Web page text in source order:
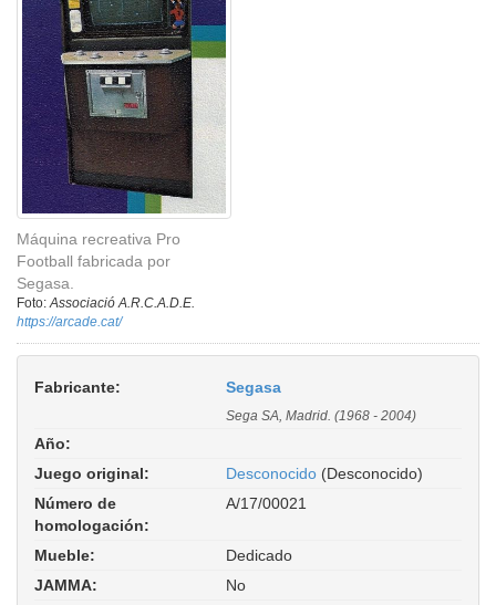
Máquina recreativa Pro
Football fabricada por
Segasa.
Foto:Associació A.R.C.A.D.E.
https://arcade.cat/
Fabricante: Segasa
Sega SA, Madrid. (1968 - 2004)
Año:
Juego original:
Desconocido (Desconocido)
Número de
homologación:
A/17/00021
Mueble:
Dedicado
JAMMA:
No